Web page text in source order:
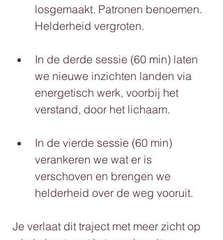
losgemaakt. Patronen benoemen.
Helderheid vergroten.
In de derde sessie (60 min) laten
we nieuwe inzichten landen via
energetisch werk, voorbij het
verstand, door het lichaam.
In de vierde sessie (60 min)
verankeren we wat er is
verschoven en brengen we
helderheid over de weg vooruit.
Je verlaat dit traject met meer zicht op